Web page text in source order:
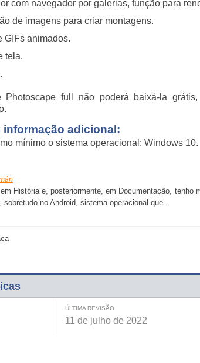
com navegador por galerias, função para
de imagens para criar montagens.
GIFs animados.
tela.
Photoscape full não poderá baixá-la
informação adicional:
mínimo o sistema operacional: Windows 10.
em História e, posteriormente, em Documentação,
sobretudo no Android, sistema operacional que...
ÚLTIMA REVISÃO
11 de julho de 2022